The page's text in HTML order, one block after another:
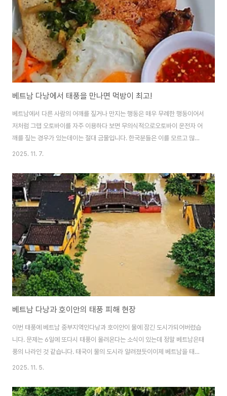
베트남 다낭에서 태풍을 만나면 먹방이 최고!
베트남에서 다른 사람의 어깨를 짚거나 만지는 행동은 매우 무례한 행동이어서
저처럼 그랩 오토바이를 자주 이용하다 보면 무의식적으로오토바이 운전자 어
깨를 짚는 경우가 있는데이는 절대 금물입니다. 한국분들은 이를 모르고 많이
들 어기십니다. 베트남 문화에서는 사람의 어깨에 그 사람을 지켜주는 수호신
이 수호신을 불쾌하게 하거나 쫓아내는 것으로 간주되어 불길하게 여깁니다.
어깨는 머리와 마찬가지로 매우 민감하고 신성한 신체 부위로 여겨지기 때문
에, 동의 없이 만지는 것은 개인의 영역을 침범하고 존중하지 않는다는 의미로
받아들여집니다. 그래서인지 우리나라처럼 어깨동무에 대한동화나 동요가 없
나 봅니다.독특한 문화입니다.홍수로 인해 맛집..
2025. 11. 7.
베트남 다낭과 호이안의 태풍 피해 현장
이번 태풍에 베트남 중부지역인다낭과 호이안이 물에 잠긴 도시가되어버렸습
니다. 문제는 6일에 또다시 태풍이 몰려온다는 소식이 있는데 정말 베트남은태
풍의 나라인 것 같습니다. 태국이 물의 도시라 알려졌듯이이제 베트남을 태풍
의 도시라 불러야할 것 같습니다.서시에 비해 우리나라는 사방에서태풍을 막아
년으로 연기하시길 바랍니다. 다낭과 호이안이 물에 잠겨 관광을 하기에적절치
2025. 11. 5.